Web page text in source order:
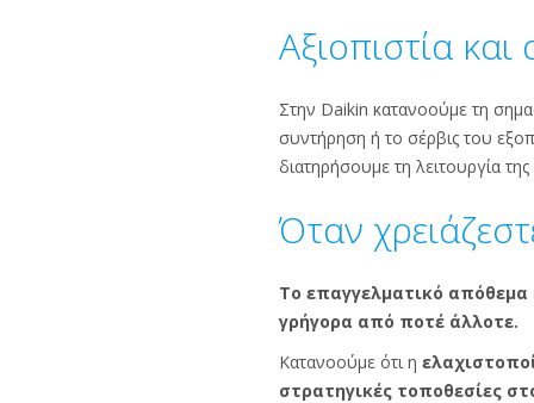
Αξιοπιστία
Στην Daikin κατανοούμε τη
συντήρηση ή το σέρβις του
διατηρήσουμε τη λειτουργία
Όταν
Το επαγγελματικό απόθεμα
γρήγορα από ποτέ άλλοτε.
Κατανοούμε ότι η
στρατηγικές τοποθεσίες